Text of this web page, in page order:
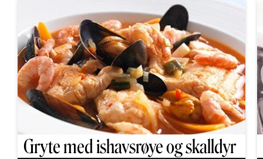
Gryte med ishavsrøye og skalldyr